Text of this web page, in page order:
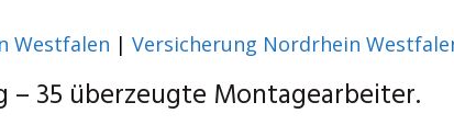
Westfalen | Versicherung Nordrhein
35 überzeugte Montagearbeiter.